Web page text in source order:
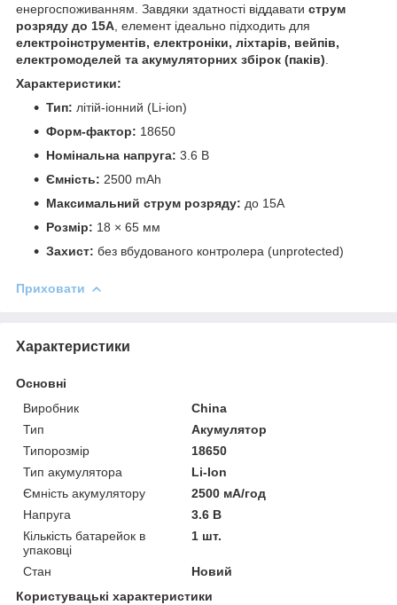
енергоспоживанням. Завдяки здатності віддавати струм
розряду до 15A , елемент ідеально підходить для
електроінструментів, електроніки, ліхтарів, вейпів,
електромоделей та акумуляторних збірок (паків)
Характеристики:
Тип: літій-іонний (Li-ion)
Форм-фактор: 18650
Номінальна напруга: 3.6 В
Ємність: 2500 mAh
Максимальний струм розряду: до 15A
Розмір: 18 × 65 мм
Захист: без вбудованого контролера (unprotected)
Приховати
Характеристики
Основні
Виробник
China
Тип
Акумулятор
Типорозмір
18650
Тип акумулятора
Li-Ion
Ємність акумулятору
2500 мА/год
Напруга
3.6 В
Кількість батарейок в
упаковці
1 шт.
Стан
Новий
Користувацькi характеристики